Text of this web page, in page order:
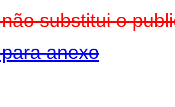
substitui o
anexo